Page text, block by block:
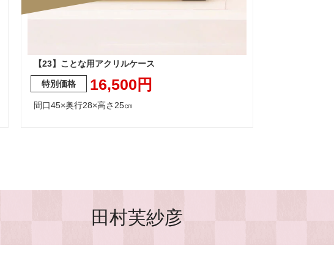
【23】ことな用アクリルケース
16,500円
間口45×奥行28×高さ25㎝
田村芙紗彦